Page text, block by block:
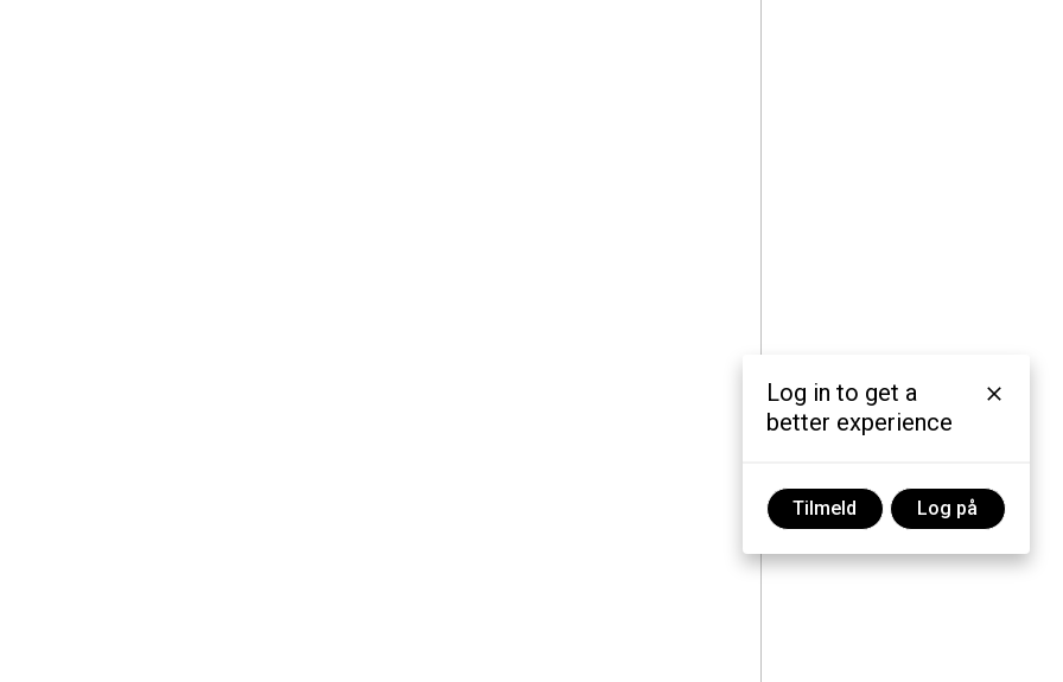
Log in to get a
better experience
Tilmeld Log på